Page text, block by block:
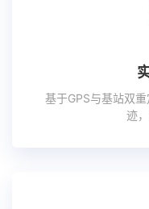
基于GPS与基站双
迹